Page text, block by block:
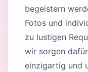
begeistern
Fotos und
zu lustigen
wir sorgen
einzigartig und